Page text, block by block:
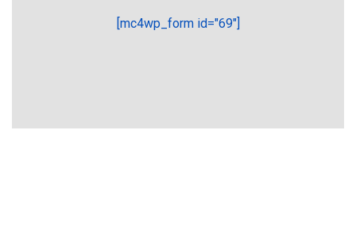
[mc4wp_form id="69"]
tras terremotos del 24J
asegura Gustavo Duque
1
Aeropuerto de Maiquetía